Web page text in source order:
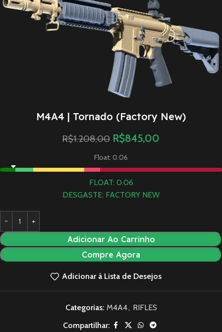
M4A4 | Tornado (Factory New)
R$1.208,00 R$845,00
Float: 0.06
FLOAT: 0.06
DESGASTE: FACTORY NEW
Adicionar Ao Carrinho
Compre Agora
Adicionar à Lista de Desejos
Categorias: M4A4, RIFLES
Compartilhar: